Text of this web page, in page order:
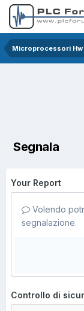
Microprocessori Hw
Segnala
Your Report
Volendo
segnalazione.
Controllo di